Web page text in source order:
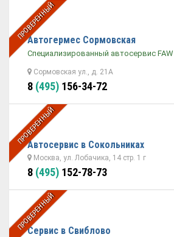
ПРОВЕРЕННЫЙ
Автогермес Сормовская
Специализированный автосервис FAW
Сормовская ул., д. 21А
8 (495) 156-34-72
ПРОВЕРЕННЫЙ
Автосервис в Сокольниках
Москва, ул. Лобачика, 14 стр. 1 г
8 (495) 152-78-73
ПРОВЕРЕННЫЙ
Сервис в Свиблово